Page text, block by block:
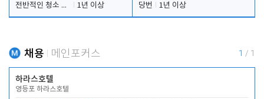
전반적인 청소 업무(객실청소.객실정리)
1년 이상
당번
1년 이상
채용 메인포커스 1 / 1
하라스호텔
영등포 하라스호텔